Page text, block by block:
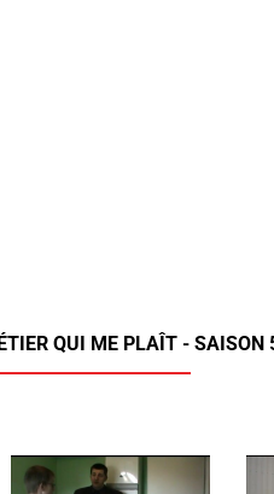
QUI ME PLAÎT - SAISON